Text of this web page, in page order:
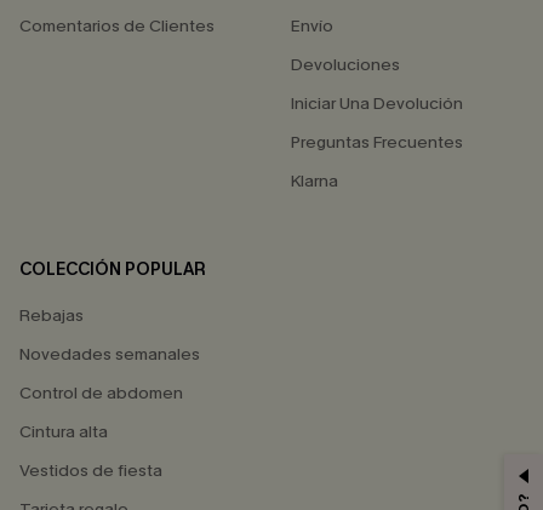
Comentarios de Clientes
Envío
Devoluciones
Iniciar Una Devolución
Preguntas Frecuentes
Klarna
COLECCIÓN POPULAR
Rebajas
Novedades semanales
Control de abdomen
Cintura alta
Vestidos de fiesta